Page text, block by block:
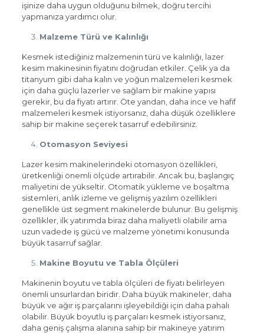
işinize daha uygun olduğunu bilmek, doğru tercihi
yapmanıza yardımcı olur.
Malzeme Türü ve Kalınlığı
Kesmek istediğiniz malzemenin türü ve kalınlığı, lazer
kesim makinesinin fiyatını doğrudan etkiler. Çelik ya da
titanyum gibi daha kalın ve yoğun malzemeleri kesmek
için daha güçlü lazerler ve sağlam bir makine yapısı
gerekir, bu da fiyatı artırır. Öte yandan, daha ince ve hafif
malzemeleri kesmek istiyorsanız, daha düşük özelliklere
sahip bir makine seçerek tasarruf edebilirsiniz.
Otomasyon Seviyesi
Lazer kesim makinelerindeki otomasyon özellikleri,
üretkenliği önemli ölçüde artırabilir. Ancak bu, başlangıç
maliyetini de yükseltir. Otomatik yükleme ve boşaltma
sistemleri, anlık izleme ve gelişmiş yazılım özellikleri
genellikle üst segment makinelerde bulunur. Bu gelişmiş
özellikler, ilk yatırımda biraz daha maliyetli olabilir ama
uzun vadede iş gücü ve malzeme yönetimi konusunda
büyük tasarruf sağlar.
Makine Boyutu ve Tabla Ölçüleri
Makinenin boyutu ve tabla ölçüleri de fiyatı belirleyen
önemli unsurlardan biridir. Daha büyük makineler, daha
büyük ve ağır iş parçalarını işleyebildiği için daha pahalı
olabilir. Büyük boyutlu iş parçaları kesmek istiyorsanız,
daha geniş çalışma alanına sahip bir makineye yatırım